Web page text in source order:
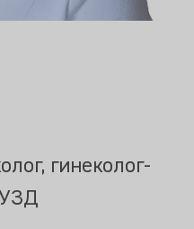
гинеколог-
УЗД